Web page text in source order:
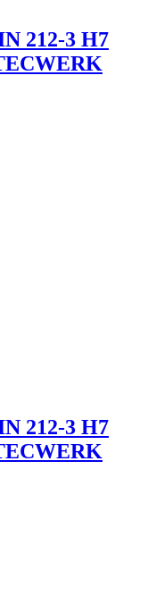
212-3 H7
212-3 H7